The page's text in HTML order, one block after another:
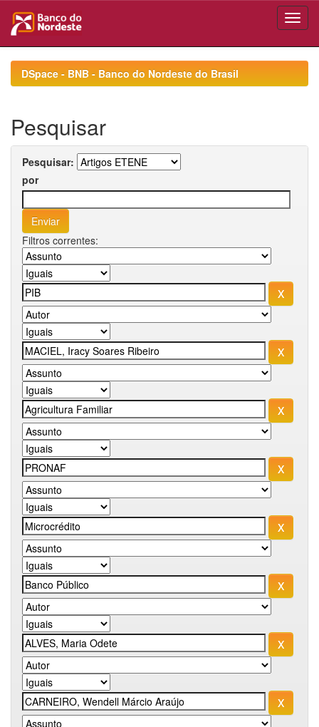
navigationDSpace - BNB - Banco do Nordeste do Brasil
Pesquisar
Pesquisar:
por
Filtros correntes: